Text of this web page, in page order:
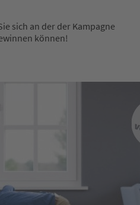
sich an der der Kampagne
können!